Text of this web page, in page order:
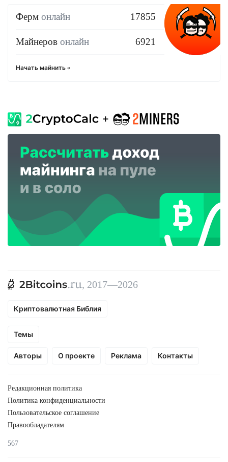
Ферм онлайн 17855
Майнеров онлайн 6921
Начать майнить
, 2017—2026
Криптовалютная Библия
Темы
Авторы О проекте Реклама Контакты
Редакционная политика
Политика конфиденциальности
Пользовательское соглашение
Правообладателям
567